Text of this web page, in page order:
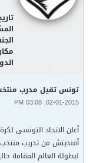
تونس تقيل مدرب
02-01-2015, 03:08 PM
أعلن الاتحاد التونسي
أفنديتش من تدريب منتخب
لبطولة العالم المقامة